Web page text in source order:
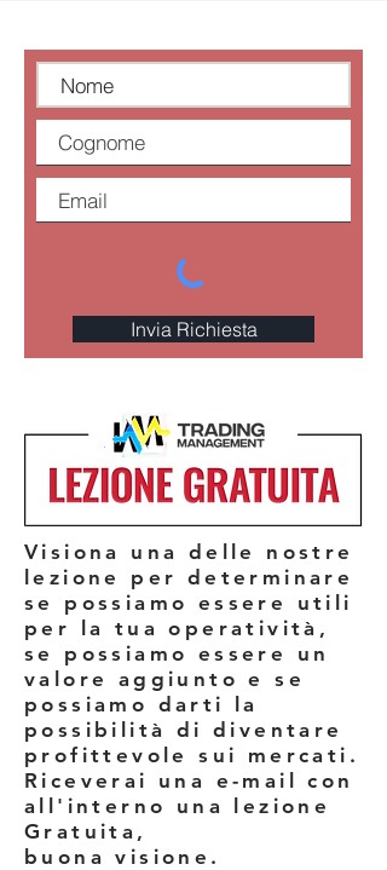
Invia Richiesta
Visiona una delle nostre
lezione per determinare
se possiamo essere utili
per la tua operatività,
se possiamo essere un
valore aggiunto e se
possiamo darti la
possibilità di diventare
profittevole sui mercati.
Riceverai una e-mail con
all'interno una lezione
Gratuita,
buona visione.